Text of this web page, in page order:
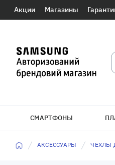
Акции Магазины
СМАРТФОНЫ
АКСЕССУАРЫ ЧЕХЛЫ